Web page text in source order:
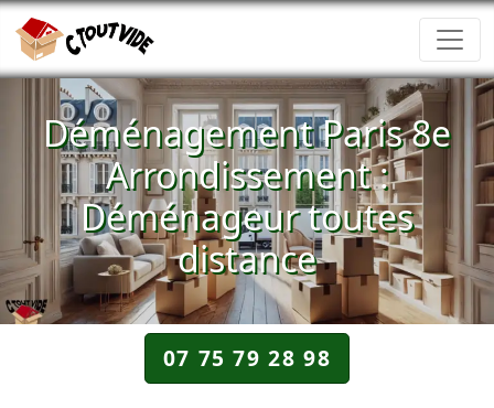
Déménagement Paris 8e
Arrondissement :
Déménageur toutes
distance
07 75 79 28 98